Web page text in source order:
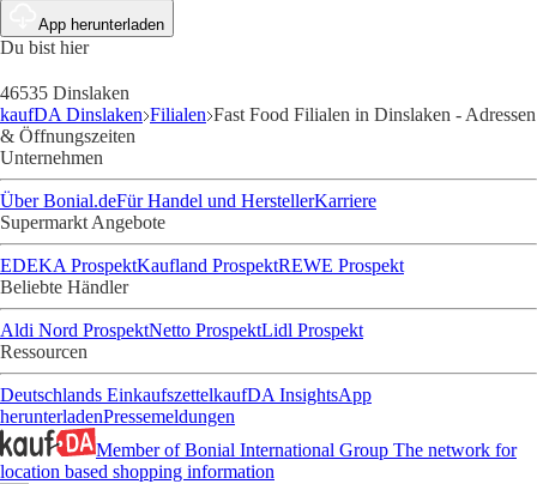
App herunterladen
Du bist hier
46535 Dinslaken
kaufDA Dinslaken Filialen Fast Food Filialen in Dinslaken - Adressen
& Öffnungszeiten
Unternehmen
Über Bonial.deFür Handel und HerstellerKarriere
Supermarkt Angebote
EDEKA ProspektKaufland ProspektREWE Prospekt
Beliebte Händler
Aldi Nord ProspektNetto ProspektLidl Prospekt
Ressourcen
Deutschlands EinkaufszettelkaufDA InsightsApp
herunterladenPressemeldungen
Member of Bonial International Group The network for
location based shopping information